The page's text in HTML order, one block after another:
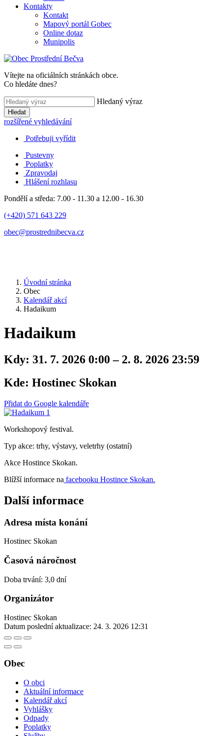
Kontakty
Kontakt
Mapový portál Gobec
Online dotaz
Munipolis
Vítejte na oficiálních stránkách obce.
Co hledáte dnes?
Hledaný výraz
Hledat
rozšířené vyhledávání
Potřebuji vyřídit
Pustevny
Poplatky
Zpravodaj
Hlášení rozhlasu
Pondělí a středa: 7.00 - 11.30 a 12.00 - 16.30
(+420) 571 643 229
obec@prostrednibecva.cz
Úvodní stránka
Obec
Kalendář akcí
Hadaikum
Hadaikum
Kdy: 31. 7. 2026 0:00 – 2. 8. 2026 23:59
Kde: Hostinec Skokan
Přidat do Google kalendáře
Workshopový festival.
Typ akce: trhy, výstavy, veletrhy (ostatní)
Akce Hostince Skokan.
Blížší informace na facebooku Hostince Skokan.
Další informace
Adresa místa konání
Hostinec Skokan
Časová náročnost
Doba trvání: 3,0 dní
Organizátor
Hostinec Skokan
Datum poslední aktualizace: 24. 3. 2026 12:31
Obec
O obci
Aktuální informace
Kalendář akcí
Vyhlášky
Odpady
Poplatky